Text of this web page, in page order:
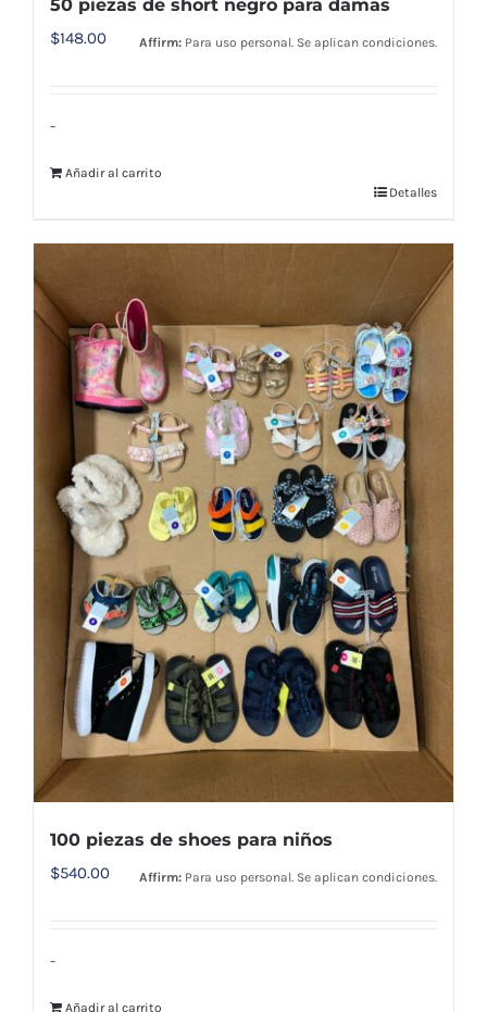
50 piezas de short negro para damas
$148.00 Affirm: Para uso personal. Se aplican condiciones.
-
Añadir al carrito
Detalles
100 piezas de shoes para niños
$540.00 Affirm: Para uso personal. Se aplican condiciones.
-
Añadir al carrito